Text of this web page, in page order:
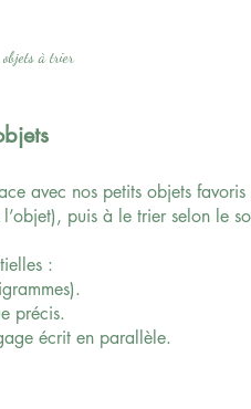
objets à trier
avec nos petits objets favoris
puis à le trier selon le
:
précis.
écrit en parallèle.